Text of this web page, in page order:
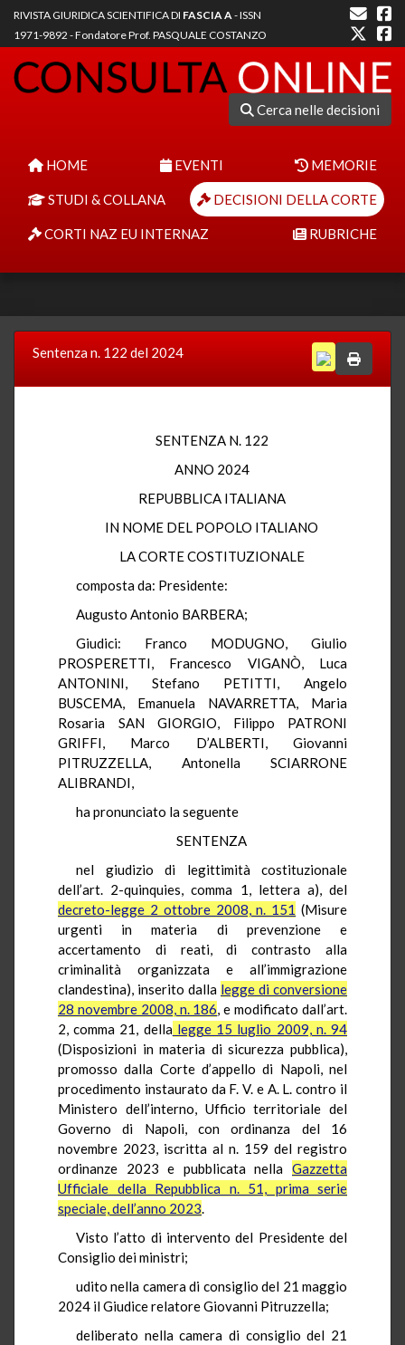
RIVISTA GIURIDICA SCIENTIFICA DI FASCIA A- ISSN
1971-9892 - Fondatore Prof. PASQUALE COSTANZO
Cerca nelle decisioni
HOME EVENTI MEMORIE
STUDI & COLLANA DECISIONI DELLA CORTE
CORTI NAZ EU INTERNAZ RUBRICHE
Sentenza n. 122 del 2024
SENTENZA N. 122
ANNO 2024
REPUBBLICA ITALIANA
IN NOME DEL POPOLO ITALIANO
LA CORTE COSTITUZIONALE
composta da: Presidente:
Augusto Antonio BARBERA;
Giudici: Franco MODUGNO, Giulio
PROSPERETTI, Francesco VIGANÒ, Luca
ANTONINI, Stefano PETITTI, Angelo
BUSCEMA, Emanuela NAVARRETTA, Maria
Rosaria SAN GIORGIO, Filippo PATRONI
GRIFFI, Marco D’ALBERTI, Giovanni
PITRUZZELLA, Antonella SCIARRONE
ALIBRANDI,
ha pronunciato la seguente
SENTENZA
nel giudizio di legittimità costituzionale
dell’art. 2-quinquies, comma 1, lettera a), del
decreto-legge 2 ottobre 2008, n. 151 (Misure
urgenti in materia di prevenzione e
accertamento di reati, di contrasto alla
criminalità organizzata e all’immigrazione
clandestina), inserito dalla legge di conversione
28 novembre 2008, n. 186, e modificato dall’art.
2, comma 21, dellalegge 15 luglio 2009, n. 94
(Disposizioni in materia di sicurezza pubblica),
promosso dalla Corte d’appello di Napoli, nel
procedimento instaurato da F. V. e A. L. contro il
Ministero dell’interno, Ufficio territoriale del
Governo di Napoli, con ordinanza del 16
novembre 2023, iscritta al n. 159 del registro
ordinanze 2023 e pubblicata nella Gazzetta
Ufficiale della Repubblica n. 51, prima serie
speciale, dell’anno 2023.
Visto l’atto di intervento del Presidente del
Consiglio dei ministri;
udito nella camera di consiglio del 21 maggio
2024 il Giudice relatore Giovanni Pitruzzella;
deliberato nella camera di consiglio del 21